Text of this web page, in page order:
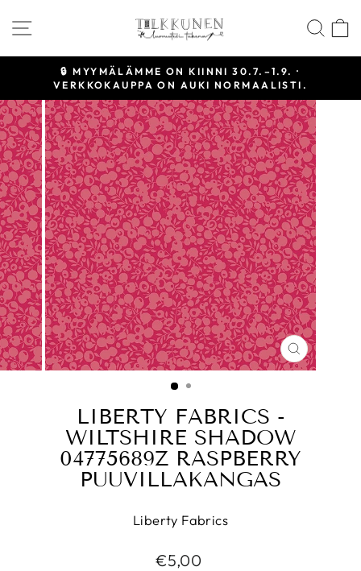
sisältöönSIVUSTON NAVIGOINTI HAE
Keskeytä
diaesitys
🔒 MYYMÄLÄMME ON KIINNI 30.7.–1.9. ·
VERKKOKAUPPA ON AUKI NORMAALISTI.
SULJE
(ESC)
LIBERTY FABRICS -
WILTSHIRE SHADOW
04775689Z RASPBERRY
PUUVILLAKANGAS
Liberty Fabrics
Normaalihinta
€5,00